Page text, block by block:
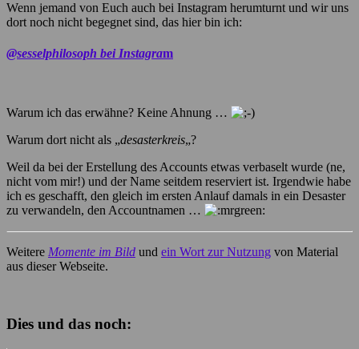
Wenn jemand von Euch auch bei Instagram herumturnt und wir uns
dort noch nicht begegnet sind, das hier bin ich:
@sesselphilosoph bei Instagram
Warum ich das erwähne? Keine Ahnung …
Warum dort nicht als „desasterkreis„?
Weil da bei der Erstellung des Accounts etwas verbaselt wurde (ne,
nicht vom mir!) und der Name seitdem reserviert ist. Irgendwie habe
ich es geschafft, den gleich im ersten Anlauf damals in ein Desaster
zu verwandeln, den Accountnamen …
Weitere Momente im Bild und ein Wort zur Nutzung von Material
aus dieser Webseite.
Dies und das noch: